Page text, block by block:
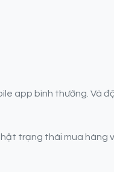
app bình thường. Và
trạng thái mua hàng